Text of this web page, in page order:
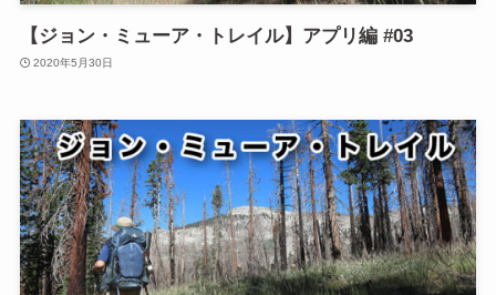
【ジョン・ミューア・トレイル】アプリ編 #03
2020年5月30日